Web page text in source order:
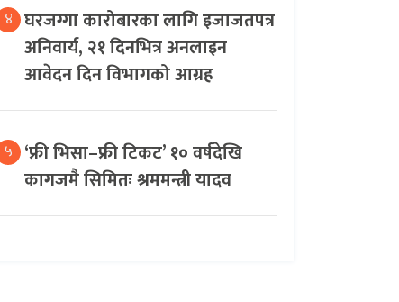
४ घरजग्गा कारोबारका लागि इजाजतपत्र
अनिवार्य, २१ दिनभित्र अनलाइन
आवेदन दिन विभागको आग्रह
५ ‘फ्री भिसा–फ्री टिकट’ १० वर्षदेखि
कागजमै सिमितः श्रममन्त्री यादव